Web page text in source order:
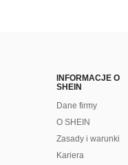
INFORMACJE O
SHEIN
Dane firmy
O SHEIN
Zasady i warunki
Kariera